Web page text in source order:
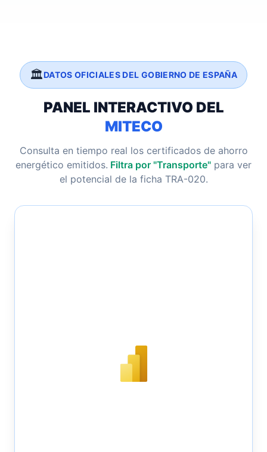
🏛️DATOS OFICIALES DEL GOBIERNO DE ESPAÑA
PANEL INTERACTIVO DEL
MITECO
Consulta en tiempo real los certificados de ahorro
energético emitidos. Filtra por "Transporte" para ver
el potencial de la ficha TRA-020.